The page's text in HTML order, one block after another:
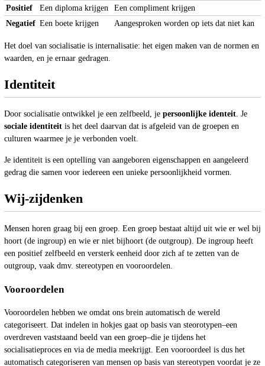
Positief Een diploma krijgen
Een compliment krijgen
Negatief Een boete krijgen Aangesproken worden op iets dat niet kan
Het doel van socialisatie is internalisatie: het eigen maken van de normen en
waarden, en je ernaar gedragen.
Identiteit
Door socialisatie ontwikkel je een zelfbeeld, je persoonlijke identeit. Je
sociale identiteit is het deel daarvan dat is afgeleid van de groepen en
culturen waarmee je je verbonden voelt.
Je identiteit is een optelling van aangeboren eigenschappen en aangeleerd
gedrag die samen voor iedereen een unieke persoonlijkheid vormen.
Wij-zijdenken
Mensen horen graag bij een groep. Een groep bestaat altijd uit wie er wel bij
hoort (de ingroup) en wie er niet bijhoort (de outgroup). De ingroup heeft
een positief zelfbeeld en versterk eenheid door zich af te zetten van de
outgroup, vaak dmv. stereotypen en vooroordelen.
Vooroordelen
Vooroordelen hebben we omdat ons brein automatisch de wereld
categoriseert. Dat indelen in hokjes gaat op basis van steorotypen–een
overdreven vaststaand beeld van een groep–die je tijdens het
socialisatieproces en via de media meekrijgt. Een vooroordeel is dus het
automatisch categoriseren van mensen op basis van stereotypen voordat je ze